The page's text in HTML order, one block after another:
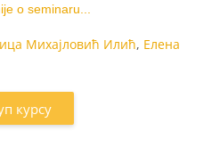
o seminaru...
Михајловић Илић, Елена
курсу